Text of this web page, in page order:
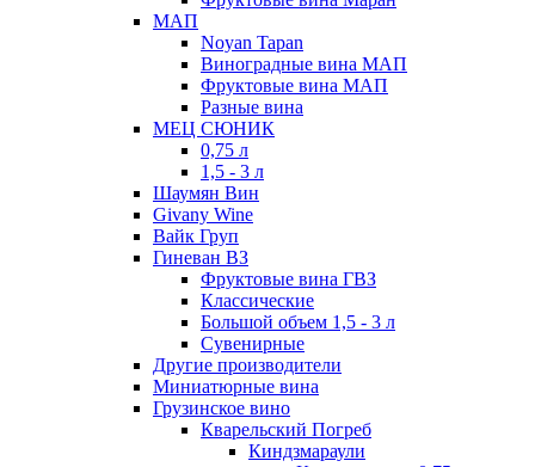
МАП
Noyan Tapan
Виноградные вина МАП
Фруктовые вина МАП
Разные вина
МЕЦ СЮНИК
0,75 л
1,5 - 3 л
Шаумян Вин
Givany Wine
Вайк Груп
Гиневан ВЗ
Фруктовые вина ГВЗ
Классические
Большой объем 1,5 - 3 л
Сувенирные
Другие производители
Миниатюрные вина
Грузинское вино
Кварельский Погреб
Киндзмараули